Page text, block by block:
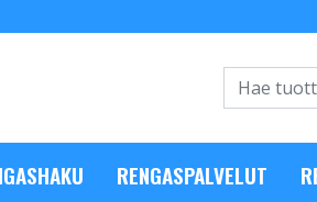
RENGASPALVELUT